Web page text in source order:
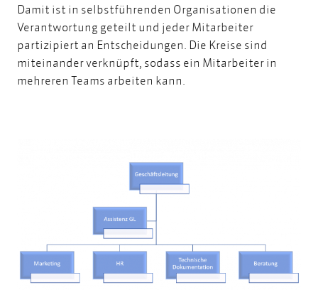
Damit ist in selbstführenden Organisationen die
Verantwortung geteilt und jeder Mitarbeiter
partizipiert an Entscheidungen. Die Kreise sind
miteinander verknüpft, sodass ein Mitarbeiter in
mehreren Teams arbeiten kann.